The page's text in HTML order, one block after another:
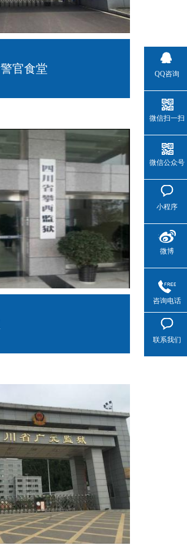
官食堂 QQ咨询
微信扫一扫
微信公众号
小程序
微博
咨询电话
联系我们